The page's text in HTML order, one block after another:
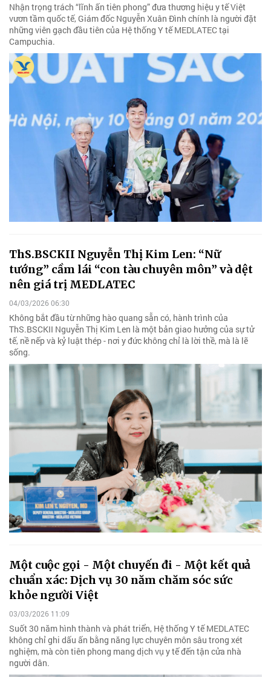
Nhận trọng trách “lĩnh ấn tiên phong” đưa thương hiệu y tế Việt
vươn tầm quốc tế, Giám đốc Nguyễn Xuân Đình chính là người đặt
những viên gạch đầu tiên của Hệ thống Y tế MEDLATEC tại
Campuchia.
ThS.BSCKII Nguyễn Thị Kim Len: “Nữ
tướng” cầm lái “con tàu chuyên môn” và dệt
nên giá trị MEDLATEC
04/03/2026 06:30
Không bắt đầu từ những hào quang sẵn có, hành trình của
ThS.BSCKII Nguyễn Thị Kim Len là một bản giao hưởng của sự tử
tế, nề nếp và kỷ luật thép - nơi y đức không chỉ là lời thề, mà là lẽ
sống.
Một cuộc gọi - Một chuyến đi - Một kết quả
chuẩn xác: Dịch vụ 30 năm chăm sóc sức
khỏe người Việt
03/03/2026 11:09
Suốt 30 năm hình thành và phát triển, Hệ thống Y tế MEDLATEC
không chỉ ghi dấu ấn bằng năng lực chuyên môn sâu trong xét
nghiệm, mà còn tiên phong mang dịch vụ y tế đến tận cửa nhà
người dân.